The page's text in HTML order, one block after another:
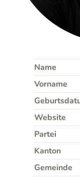
Name
Vorname
Website
Partei
Kanton
Gemeinde